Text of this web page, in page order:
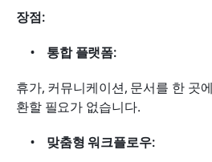
장점:
통합 플랫폼:
휴가, 커뮤니케이션, 문서를 한 곳
환할 필요가 없습니다.
맞춤형 워크플로우: